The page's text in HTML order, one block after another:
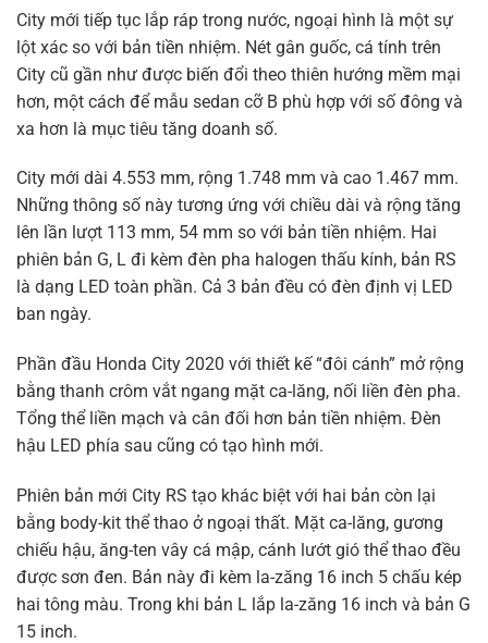
City mới tiếp tục lắp ráp trong nước, ngoại hình là một sự
lột xác so với bản tiền nhiệm. Nét gân guốc, cá tính trên
City cũ gần như được biến đổi theo thiên hướng mềm mại
hơn, một cách để mẫu sedan cỡ B phù hợp với số đông và
xa hơn là mục tiêu tăng doanh số.
City mới dài 4.553 mm, rộng 1.748 mm và cao 1.467 mm.
Những thông số này tương ứng với chiều dài và rộng tăng
lên lần lượt 113 mm, 54 mm so với bản tiền nhiệm. Hai
phiên bản G, L đi kèm đèn pha halogen thấu kính, bản RS
là dạng LED toàn phần. Cả 3 bản đều có đèn định vị LED
ban ngày.
Phần đầu Honda City 2020 với thiết kế “đôi cánh” mở rộng
bằng thanh crôm vắt ngang mặt ca-lăng, nối liền đèn pha.
Tổng thể liền mạch và cân đối hơn bản tiền nhiệm. Đèn
hậu LED phía sau cũng có tạo hình mới.
Phiên bản mới City RS tạo khác biệt với hai bản còn lại
bằng body-kit thể thao ở ngoại thất. Mặt ca-lăng, gương
chiếu hậu, ăng-ten vây cá mập, cánh lướt gió thể thao đều
được sơn đen. Bản này đi kèm la-zăng 16 inch 5 chấu kép
hai tông màu. Trong khi bản L lắp la-zăng 16 inch và bản G
15 inch.